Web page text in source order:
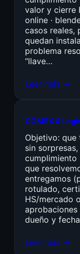
valor y cierre
online ·
casos reales,
quedan
problema
“llave…
Leer más →
COMEX &
Objetivo:
sin
cumplimiento
que
entregamos
rotulado,
HS/mercado
dueño y
Leer más →